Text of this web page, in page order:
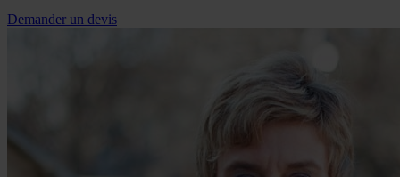
Demander un devis